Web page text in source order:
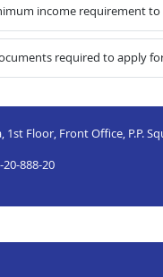
income requirement
required to apply
1st Floor, Front Office, P.P.
20-888-20